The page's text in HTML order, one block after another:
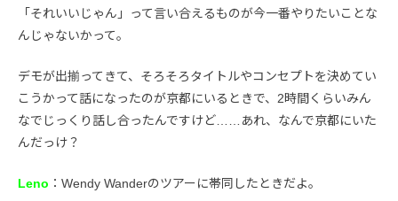
「それいいじゃん」って言い合えるものが今一番やりたいことな
んじゃないかって。
デモが出揃ってきて、そろそろタイトルやコンセプトを決めてい
こうかって話になったのが京都にいるときで、2時間くらいみん
なでじっくり話し合ったんですけど……あれ、なんで京都にいた
んだっけ？
Leno ：Wendy Wanderのツアーに帯同したときだよ。